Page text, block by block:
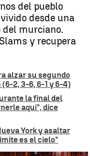
del pueblo
desde una
murciano.
y recupera
alzar su segundo
(6-2, 3-6, 6-1 y 6-4)
la final del
aquí", dice
York y asaltar
es el cielo"